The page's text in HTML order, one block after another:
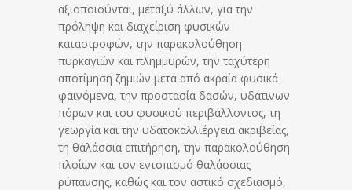
αξιοποιούνται, μεταξύ άλλων, για την
πρόληψη και διαχείριση φυσικών
καταστροφών, την παρακολούθηση
πυρκαγιών και πλημμυρών, την ταχύτερη
αποτίμηση ζημιών μετά από ακραία φυσικά
φαινόμενα, την προστασία δασών, υδάτινων
πόρων και του φυσικού περιβάλλοντος, τη
γεωργία και την υδατοκαλλιέργεια ακριβείας,
τη θαλάσσια επιτήρηση, την παρακολούθηση
πλοίων και τον εντοπισμό θαλάσσιας
ρύπανσης, καθώς και τον αστικό σχεδιασμό,